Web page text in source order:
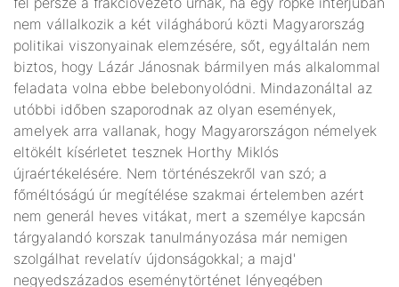
nem vállalkozik a két világháború közti Magyarország
politikai viszonyainak elemzésére, sőt, egyáltalán nem
biztos, hogy Lázár Jánosnak bármilyen más alkalommal
feladata volna ebbe belebonyolódni. Mindazonáltal az
utóbbi időben szaporodnak az olyan események,
amelyek arra vallanak, hogy Magyarországon némelyek
eltökélt kísérletet tesznek Horthy Miklós
újraértékelésére. Nem történészekről van szó; a
főméltóságú úr megítélése szakmai értelemben azért
nem generál heves vitákat, mert a személye kapcsán
tárgyalandó korszak tanulmányozása már nemigen
szolgálhat revelatív újdonságokkal; a majd'
negyedszázados eseménytörténet lényegében